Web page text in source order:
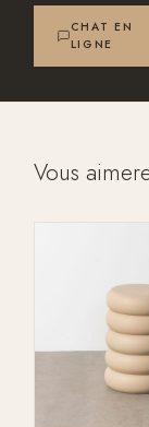
CHAT EN
LIGNE
Vous